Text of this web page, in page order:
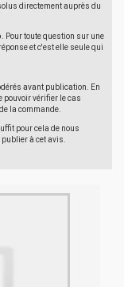
directement auprès du
. Pour toute question sur une
et c'est elle seule qui
avant publication. En
pouvoir vérifier le cas
la commande.
pour cela de nous
à cet avis.